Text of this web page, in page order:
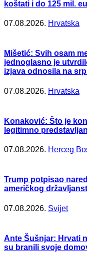
koštati i do 125 mil.
07.08.2026. Hrvatska
Mišetić: Svih osam
jednoglasno je
izjava odnosila na
07.08.2026. Hrvatska
Konaković: Što je
legitimno
07.08.2026. Herceg
Trump potpisao
američkog
07.08.2026. Svijet
Ante Šušnjar: Hrvati
su branili svoje